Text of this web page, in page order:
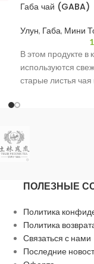
Габа чай (GABA)
Улун, Габа, Мини
В этом продукте в
используются
старые листья
ПОЛЕЗНЫЕ
Политика
Политика
Связаться с нами
Последние